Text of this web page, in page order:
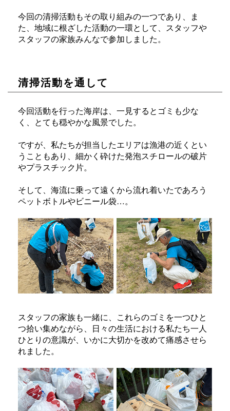
今回の清掃活動もその取り組みの一つであり、ま
た、地域に根ざした活動の一環として、スタッフや
スタッフの家族みんなで参加しました。
清掃活動を通して
今回活動を行った海岸は、一見するとゴミも少な
く、とても穏やかな風景でした。
ですが、私たちが担当したエリアは漁港の近くとい
うこともあり、細かく砕けた発泡スチロールの破片
やプラスチック片。
そして、海流に乗って遠くから流れ着いたであろう
ペットボトルやビニール袋…。
スタッフの家族も一緒に、これらのゴミを一つひと
つ拾い集めながら、日々の生活における私たち一人
ひとりの意識が、いかに大切かを改めて痛感させら
れました。